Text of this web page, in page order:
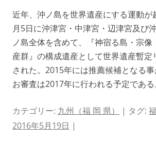
近年、沖ノ島を世界遺産にする運動が
月5日に沖津宮・中津宮・辺津宮及び
ノ島全体を含めて、『神宿る島・宗像
産群』の構成遺産として世界遺産暫定
された。2015年には推薦候補となる
お審査は2017年に行われる予定である
カテゴリー: 九州（福 岡 県） | タグ:
2016年5月19日 |